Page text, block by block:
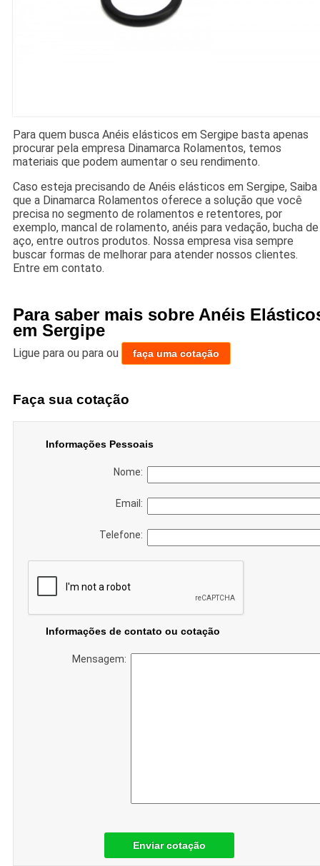
Para quem busca Anéis elásticos em Sergipe basta apenas
procurar pela empresa Dinamarca Rolamentos, temos
materiais que podem aumentar o seu rendimento.
Caso esteja precisando de Anéis elásticos em Sergipe, Saiba
que a Dinamarca Rolamentos oferece a solução que você
precisa no segmento de rolamentos e retentores, por
exemplo, mancal de rolamento, anéis para vedação, bucha de
aço, entre outros produtos. Nossa empresa visa sempre
buscar formas de melhorar para atender nossos clientes.
Entre em contato.
Para saber mais sobre Anéis
em Sergipe
Ligue para ou para ou faça uma cotação
Faça sua cotação
Informações Pessoais
Nome:
Email:
Telefone:
Informações de contato ou cotação
Mensagem:
Enviar cotação